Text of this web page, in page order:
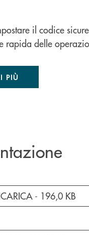
il codice
rapida delle
PIÙ
in una nuova
- 196,0 KB